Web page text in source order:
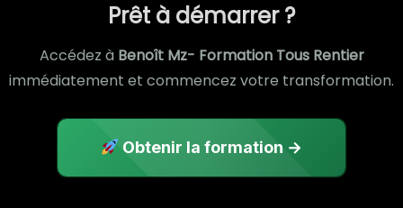
Prêt à démarrer ?
Accédez à Benoît Mz- Formation Tous Rentier
immédiatement et commencez votre transformation.
Obtenir la formation →